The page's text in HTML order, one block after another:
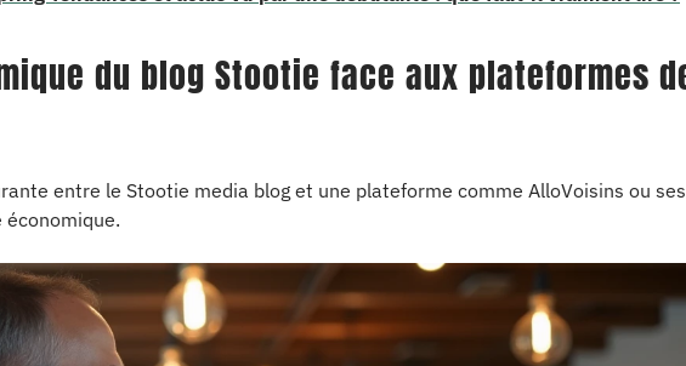
du blog Stootie face aux plateformes
entre le Stootie media blog et une plateforme comme AlloVoisins ou ses